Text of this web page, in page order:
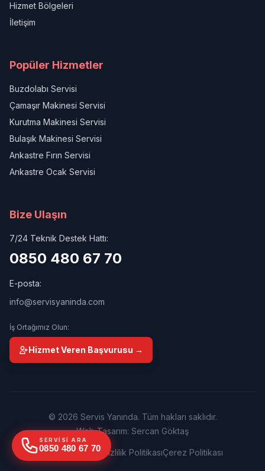
Hizmet Bölgeleri
İletişim
Popüler Hizmetler
Buzdolabı Servisi
Çamaşır Makinesi Servisi
Kurutma Makinesi Servisi
Bulaşık Makinesi Servisi
Ankastre Fırın Servisi
Ankastre Ocak Servisi
Bize Ulaşın
7/24 Teknik Destek Hattı:
0850 480 67 70
E-posta:
info@servisyaninda.com
İş Ortağımız Olun:
Hizmet Veren Başvurusu →
© 2026 Servis Yanında. Tüm hakları saklıdır.
Web Tasarım: Sercan Göktaş
Kullanım Şartları Gizlilik PolitikasıÇerez Politikası
SERVISI ARA
0850 480 67 70